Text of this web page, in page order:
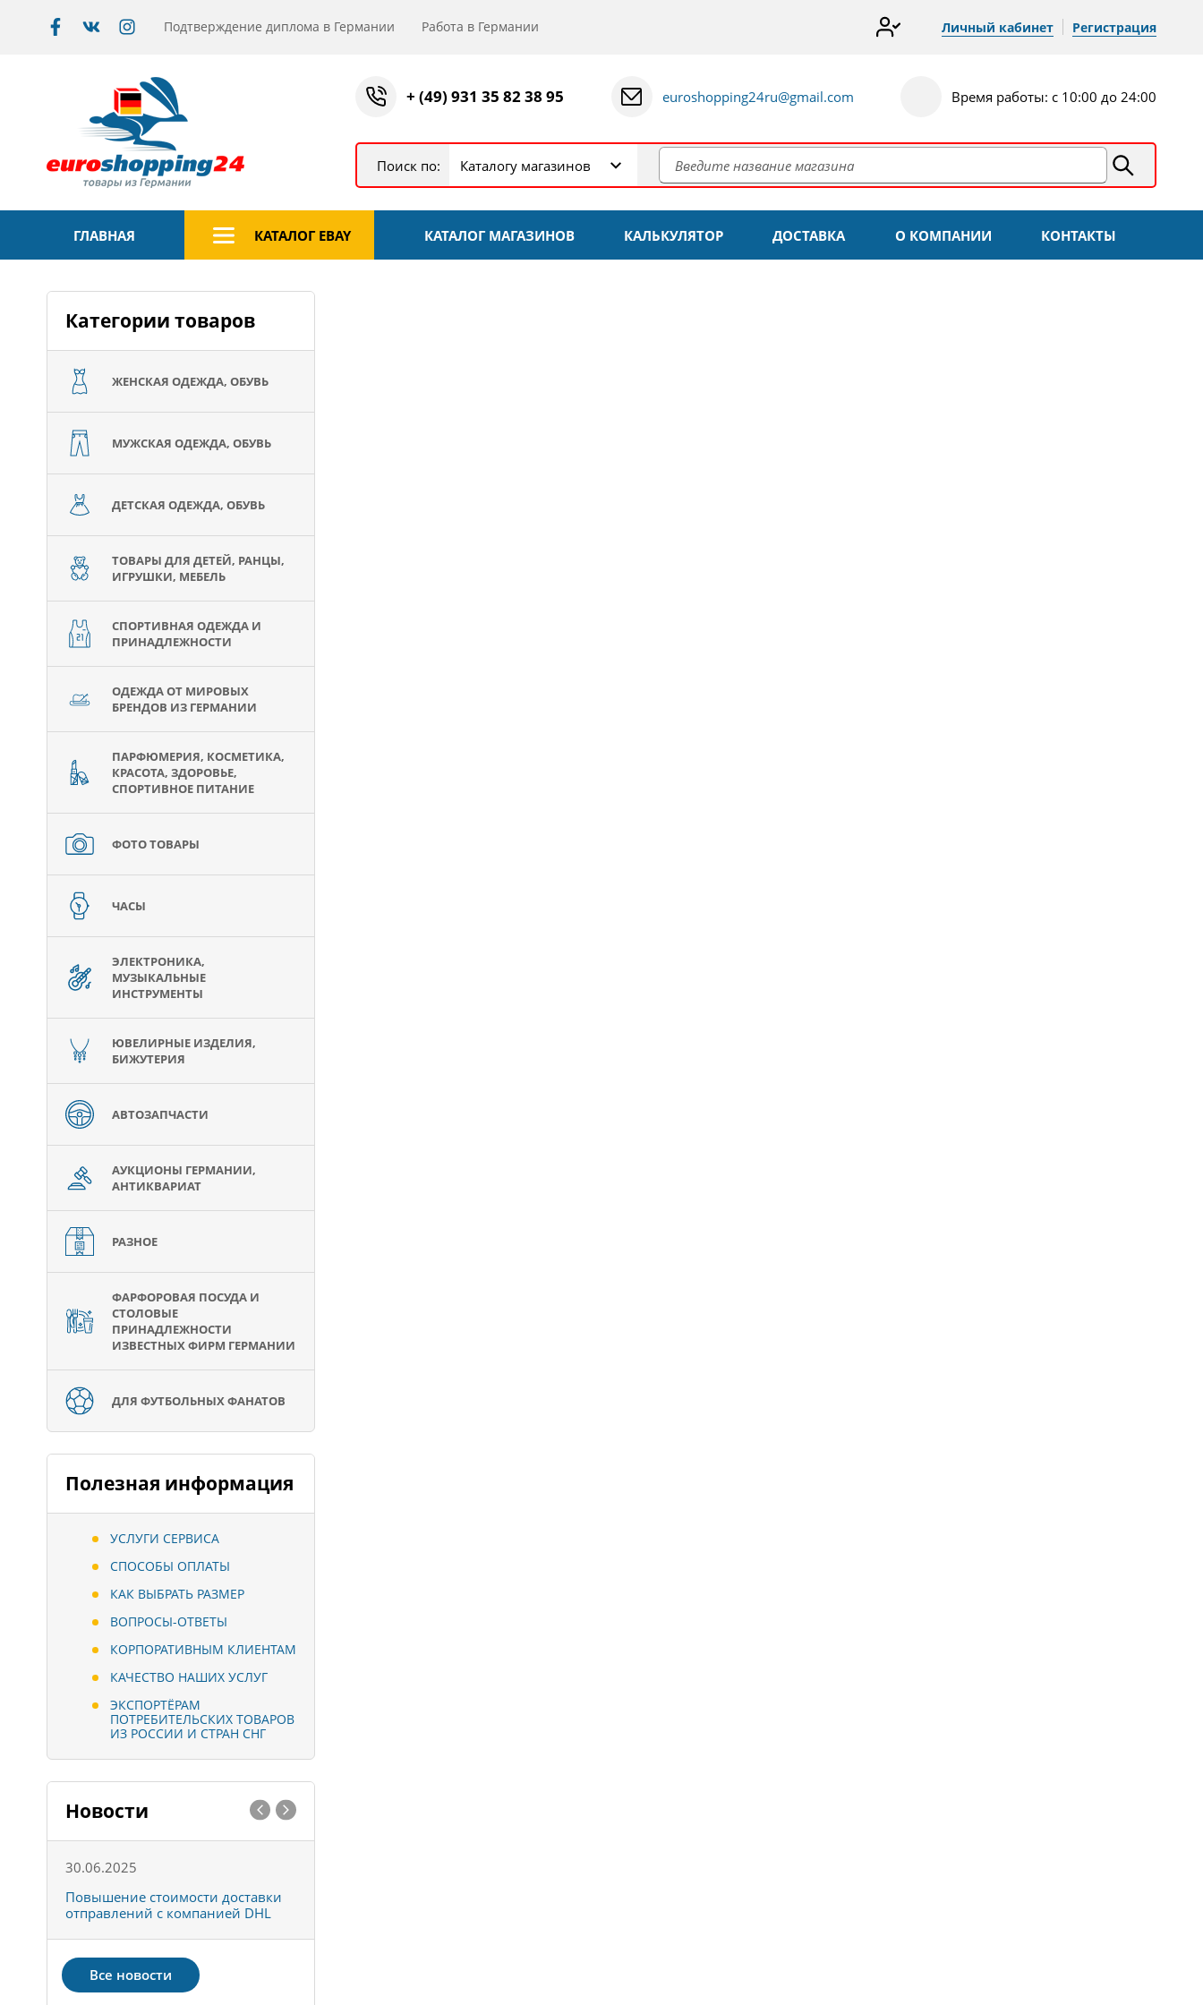
Подтверждение диплома в Германии Работа в Германии Личный кабинет Регистрация
+ (49) 931 35 82 38 95 euroshopping24ru@gmail.com Время работы: с 10:00 до 24:00
Поиск по: Каталогу магазинов
ГЛАВНАЯ КАТАЛОГ EBAY КАТАЛОГ МАГАЗИНОВ КАЛЬКУЛЯТОР ДОСТАВКА О КОМПАНИИ КОНТАКТЫ
Категории товаров
ЖЕНСКАЯ ОДЕЖДА, ОБУВЬ
МУЖСКАЯ ОДЕЖДА, ОБУВЬ
ДЕТСКАЯ ОДЕЖДА, ОБУВЬ
ТОВАРЫ ДЛЯ ДЕТЕЙ, РАНЦЫ,
ИГРУШКИ, МЕБЕЛЬ
СПОРТИВНАЯ ОДЕЖДА И
ПРИНАДЛЕЖНОСТИ
ОДЕЖДА ОТ МИРОВЫХ
БРЕНДОВ ИЗ ГЕРМАНИИ
ПАРФЮМЕРИЯ, КОСМЕТИКА,
КРАСОТА, ЗДОРОВЬЕ,
СПОРТИВНОЕ ПИТАНИЕ
ФОТО ТОВАРЫ
ЧАСЫ
ЭЛЕКТРОНИКА,
МУЗЫКАЛЬНЫЕ
ИНСТРУМЕНТЫ
ЮВЕЛИРНЫЕ ИЗДЕЛИЯ,
БИЖУТЕРИЯ
АВТОЗАПЧАСТИ
АУКЦИОНЫ ГЕРМАНИИ,
АНТИКВАРИАТ
РАЗНОЕ
ФАРФОРОВАЯ ПОСУДА И
СТОЛОВЫЕ
ПРИНАДЛЕЖНОСТИ
ИЗВЕСТНЫХ ФИРМ ГЕРМАНИИ
ДЛЯ ФУТБОЛЬНЫХ ФАНАТОВ
Полезная информация
УСЛУГИ СЕРВИСА
СПОСОБЫ ОПЛАТЫ
КАК ВЫБРАТЬ РАЗМЕР
ВОПРОСЫ-ОТВЕТЫ
КОРПОРАТИВНЫМ КЛИЕНТАМ
КАЧЕСТВО НАШИХ УСЛУГ
ЭКСПОРТЁРАМ
ПОТРЕБИТЕЛЬСКИХ ТОВАРОВ
ИЗ РОССИИ И СТРАН СНГ
Новости
30.06.2025
Повышение стоимости доставки
отправлений с компанией DHL
Все новости